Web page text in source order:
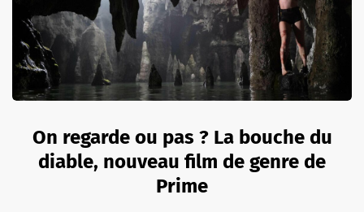
On regarde ou pas ? La bouche du
diable, nouveau film de genre de
Prime